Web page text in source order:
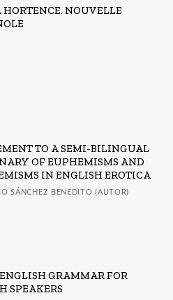
por pares
NOUVELLE
TO A SEMI-BILINGUAL
OF EUPHEMISMS AND
IN ENGLISH EROTICA
SÁNCHEZ BENEDITO (AUTOR)
GRAMMAR FOR
SPEAKERS